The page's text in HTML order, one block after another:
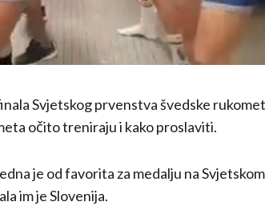
Svjetskog prvenstva švedske
očito treniraju i kako proslaviti.
je od favorita za medalju na
im je Slovenija.